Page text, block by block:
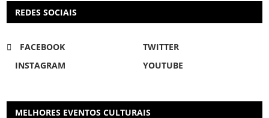
REDES SOCIAIS
FACEBOOK
TWITTER
INSTAGRAM
YOUTUBE
MELHORES EVENTOS CULTURAIS